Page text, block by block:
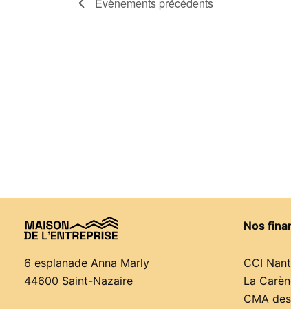
6 esplanade Anna Marly
44600 Saint-Nazaire
Nos
CCI
La
CMA